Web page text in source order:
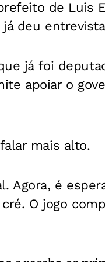
de Luis
deu
já foi
apoiar o
mais alto.
Agora, é
O jogo